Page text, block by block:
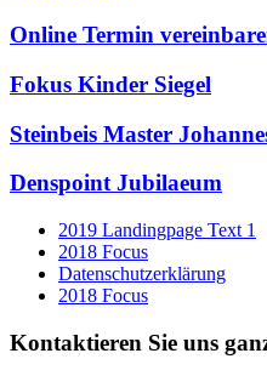
Online Termin
Fokus Kinder Siegel
Steinbeis Master
Denspoint Jubilaeum
2019 Landingpage Text 1
2018 Focus
Datenschutzerklärung
2018 Focus
Kontaktieren Sie uns